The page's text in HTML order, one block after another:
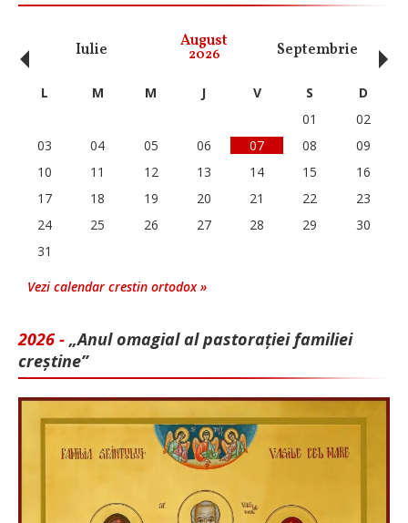
Iulie August
2026 Septembrie
‹ L M M J V S
D
01
02
03
04 05 06 07 08
09
10
11 12 13 14 15
16
17
18 19 20 21 22
23
24
25 26 27 28 29
30
31
Vezi calendar crestin ortodox »
2026 - „Anul omagial al pastorației familiei
creștine”